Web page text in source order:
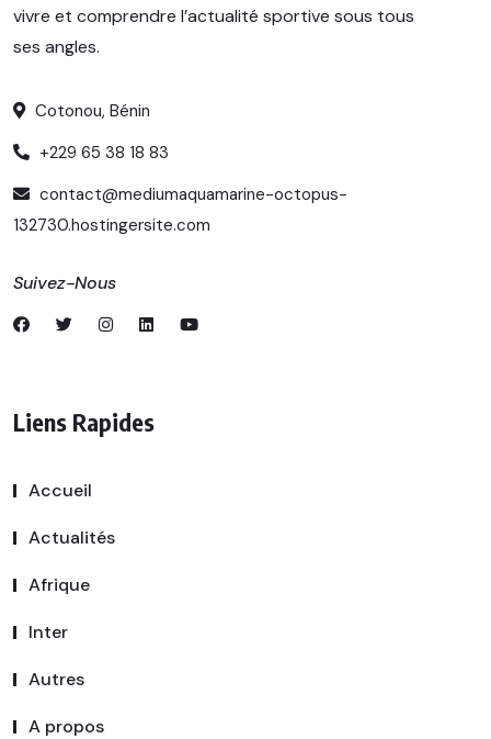
vivre et comprendre l’actualité sportive sous tous
ses angles.
Cotonou, Bénin
+229 65 38 18 83
contact@mediumaquamarine-octopus-
132730.hostingersite.com
Suivez-Nous
Liens Rapides
Accueil
Actualités
Afrique
Inter
Autres
A propos